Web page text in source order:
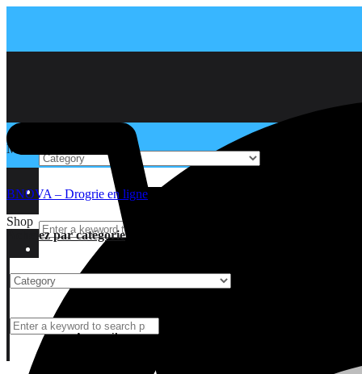
Menu
Accueil
Shop
Achetez par catégorie
Accueil
BNOVA – Drogrie en ligne